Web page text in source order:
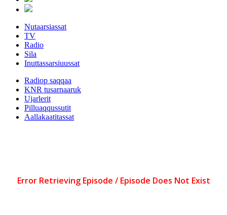
Nutaarsiassat
TV
Radio
Sila
Inuttassarsiuussat
Radiop saqqaa
KNR tusarnaaruk
Ujarlerit
Pilluaqqussutit
Aallakaatitassat